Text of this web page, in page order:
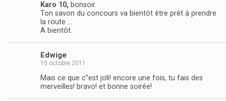
Karo 10, bonsoir.
Ton savon du concours va bientôt être prêt à prendre
la route …
A bientôt.
Edwige
10 octobre 2011
Mais ce que c”est joli! encore une fois, tu fais des
merveilles! bravo! et bonne soirée!